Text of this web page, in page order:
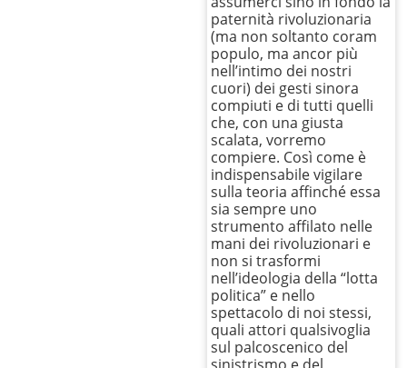
paternità rivoluzionaria
(ma non soltanto coram
populo, ma ancor più
nell’intimo dei nostri
cuori) dei gesti sinora
compiuti e di tutti quelli
che, con una giusta
scalata, vorremo
compiere. Così come è
indispensabile vigilare
sulla teoria affinché essa
sia sempre uno
strumento affilato nelle
mani dei rivoluzionari e
non si trasformi
nell’ideologia della “lotta
politica” e nello
spettacolo di noi stessi,
quali attori qualsivoglia
sul palcoscenico del